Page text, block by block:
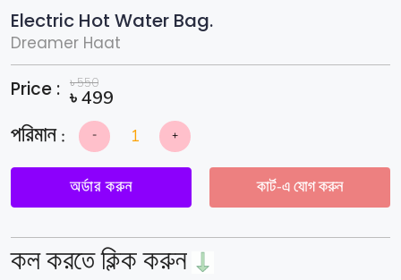
Electric Hot Water Bag.
Dreamer Haat
Price : ৳550
৳499
-
Water
+
কার্ট-এ যোগ করুন
অর্ডার করুন
কল করতে ক্লিক করুন